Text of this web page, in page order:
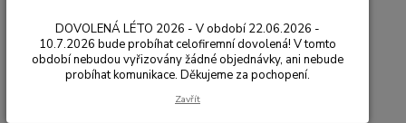
Obal:Me
DOVOLENÁ LÉTO 2026 - V období 22.06.2026 -
10.7.2026 bude probíhat celofiremní dovolená! V tomto
období nebudou vyřizovány žádné objednávky, ani nebude
probíhat komunikace. Děkujeme za pochopení.
Zavřít